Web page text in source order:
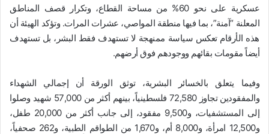
عسكرية على نحو 60% من مساحة القطاع، وتكرار قصف المناطق
المعلنة “آمنة”، بما فيها منطقة المواصي، عشرات المرات. وتؤكد الهيئة أن
هذه الأرقام تعكس سياسة ممنهجة لا تستهدف فقط البشر، بل تستهدف
أيضاً مقومات بقائهم ووجودهم فوق أرضهم.
وفيما يتعلق بالخسائر البشرية، توثق الورقة أن إجمالي الشهداء
والمفقودين تجاوز 72,580 فلسطينياً، بينهم أكثر من 57,000 شهيد وصلوا
إلى المستشفيات، و9,500 مفقود، إلى جانب أكثر من 20,000 طفل،
و12,500 امرأة، و8,000 أم، و1,670 من الطواقم الطبية، و262 صحفياً،